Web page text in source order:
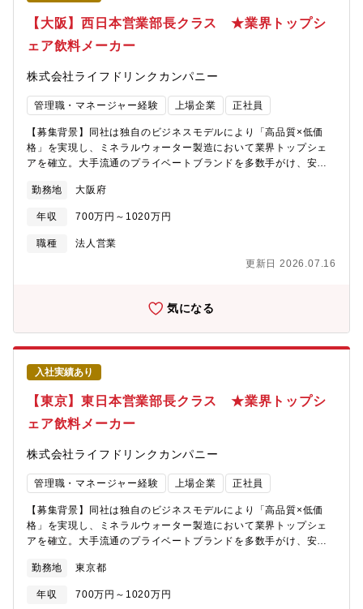
析や考察の提供・事業目標達成・戦略遂行に資する会計・財務の
重要なイニシアチブの発揮・CFOとしての客観性と事業上のリー
ダーシップのバランス・ファイナンス・ITチームの組織運営能力■
ており、高い視座から状況を判断できる・経営幹部として、ファ
イナンス・IT領域を超えて、Managiment Directorに対して経
営・利益創出に関する提言ができる・情報やデータの整合性強化
きる・経営意思決定を支援するため、必要なビジネスリスク管理
や外部情報の提供ができる
【大阪】西日本営業部長クラス ★業界トップシ
ェア飲料メーカー
株式会社ライフドリンクカンパニー
管理職・マネージャー経験 上場企業 正社員
【募集背景】同社は独自のビジネスモデルにより「高品質×低価
格」を実現し、ミネラルウォーター製造において業界トップシェ
アを確立。大手流通のプライベートブランドを多数手がけ、安定
開拓を推進すべく、西日本営業部の中核を担う「営業部長クラ
ス」をお迎えします。【ミッション/業務内容】西日本エリアの営
業責任者として、大手小売・量販店との関係構築および売上拡大
をリードいただきます。単なる営業にとどまらず、戦略立案～顧
手量販店・GMS・スーパー各社との中長期的な関係構築・既存取
西日本エリアにおける営業戦略の推進・実行【配属組織】西日本
営業部【ポジションの魅力】■業界トップシェア商材強い商品力を
武器に、大手顧客とのビジネスをリード■プライム上場×急成長フ
ェーズ新工場稼働や販路拡大など変革フェーズに参画可能■裁量の
大きさ部長クラスとして戦略・営業・組織に影響力を発揮■長期的
な関係構築型営業単発ではなく、継続的に価値を発揮できる環境
【同社の特徴】～「大切なひとに、飲ませたいものだけを」をス
ローガンに、お客様の暮らしに寄り添う事業を推進～同社は1951
年創業のペットボトル飲料メーカーです。イオンや西友など大手
自のビジネスモデルで高品質、低価格を実現し、ミネラルウォー
ターの製造では業界トップシェアを誇ります。業績も好調で22年
12月には東証スタンダード市場へ上場、23年6月には東証プライ
を維持しております。創業70年以上が経過し、積み重ねてきた確
かな実績やノウハウがある一方、過去に執着しない自由な社内風
土があります。縦割りの組織運営ではなく、変化へのスピーディ
ーな対応や行動力を重視してきた当社だからこそ、「安全安心な
両立させることが出来ています。【働き方/福利厚生】■中途採用
勤務地 大阪府
年収 700万円～1020万円
職種
法人営業
更新日 2026.07.16
気になる
入社実績あり
【東京】東日本営業部長クラス ★業界トップシ
ェア飲料メーカー
株式会社ライフドリンクカンパニー
管理職・マネージャー経験 上場企業 正社員
【募集背景】同社は独自のビジネスモデルにより「高品質×低価
格」を実現し、ミネラルウォーター製造において業界トップシェ
アを確立。大手流通のプライベートブランドを多数手がけ、安定
開拓を推進すべく、東日本営業部の中核を担う「営業部長クラ
ス」をお迎えします。【ミッション/業務内容】東日本エリアの営
業責任者として、大手小売・量販店との関係構築および売上拡大
勤務地 東京都
年収 700万円～1020万円